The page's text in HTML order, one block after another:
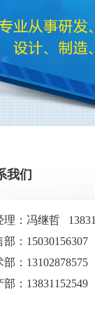
我们
理：冯继哲
部：15030156307
部：13102878575
部：13831152549